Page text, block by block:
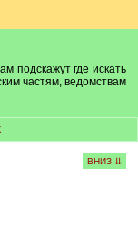
подскажут где искать
частям, ведомствам
ВНИЗ ⇊